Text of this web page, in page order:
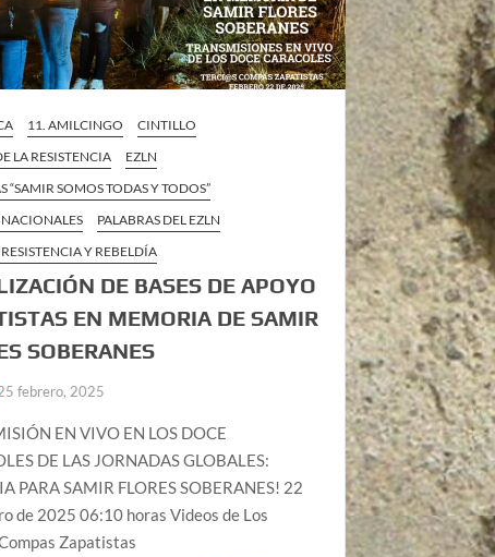
11. AMILCINGO
CINTILLO
LA RESISTENCIA
EZLN
“SAMIR SOMOS TODAS Y TODOS”
PALABRAS DEL EZLN
RESISTENCIA Y REBELDÍA
DE BASES DE APOYO
EN MEMORIA DE SAMIR
SOBERANES
febrero, 2025
EN VIVO EN LOS DOCE
DE LAS JORNADAS GLOBALES:
PARA SAMIR FLORES SOBERANES! 22
de 2025 06:10 horas Videos de Los
Zapatistas